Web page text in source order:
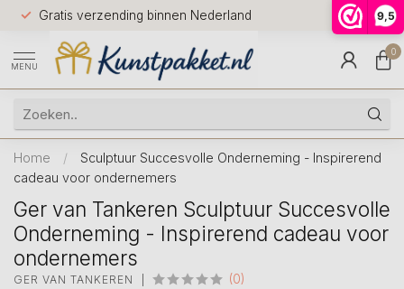
9,5
Gratis verzending binnen Nederland
Voor
huis
9.5
MENU
0
Home /
Sculptuur Succesvolle Onderneming - Inspirerend
cadeau voor ondernemers
Ger van Tankeren Sculptuur Succesvolle
Onderneming - Inspirerend cadeau voor
ondernemers
GER VAN TANKEREN (0)